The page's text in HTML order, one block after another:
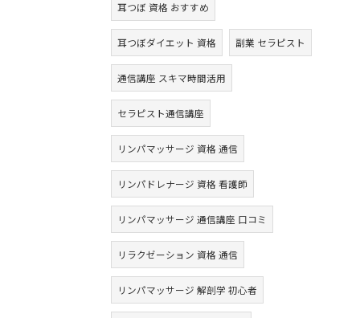
耳つぼ 資格 おすすめ
耳つぼダイエット 資格 副業 セラピスト
通信講座 スキマ時間活用
セラピスト通信講座
リンパマッサージ 資格 通信
リンパドレナージ 資格 看護師
リンパマッサージ 通信講座 口コミ
リラクゼーション 資格 通信
リンパマッサージ 解剖学 初心者